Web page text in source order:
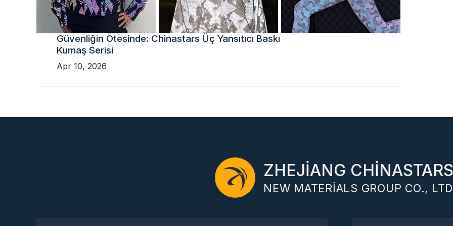
Güvenliğin Ötesinde: Chinastars Üç Yansıtıcı Baskı
Kumaş Serisi
Apr 10, 2026
ZHEJIANG
NEW MATERIALS GROUP CO.,